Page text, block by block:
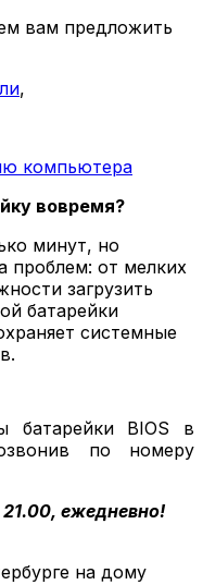
вам предложить
,
компьютера
вовремя?
минут, но
проблем: от мелких
загрузить
батарейки
системные
батарейки BIOS в
по номеру
ежедневно!